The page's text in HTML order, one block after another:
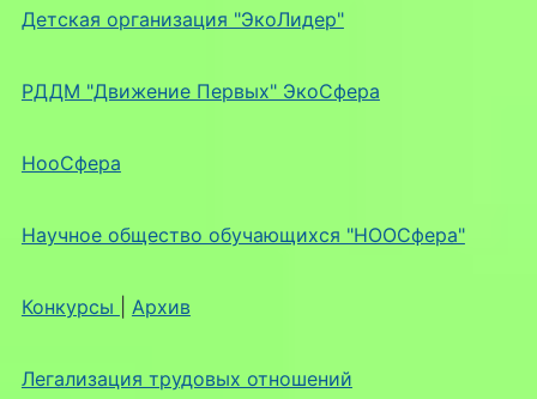
Детская организация "ЭкоЛидер"
РДДМ "Движение Первых" ЭкоСфера
НооСфера
Научное общество обучающихся "НООСфера"
Конкурсы Архив
Легализация трудовых отношений